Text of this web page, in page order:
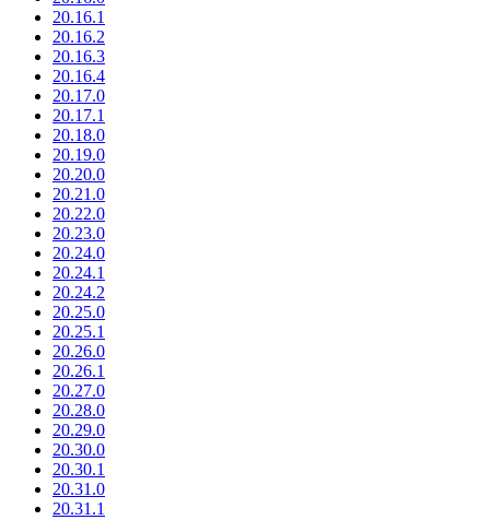
20.16.1
20.16.2
20.16.3
20.16.4
20.17.0
20.17.1
20.18.0
20.19.0
20.20.0
20.21.0
20.22.0
20.23.0
20.24.0
20.24.1
20.24.2
20.25.0
20.25.1
20.26.0
20.26.1
20.27.0
20.28.0
20.29.0
20.30.0
20.30.1
20.31.0
20.31.1